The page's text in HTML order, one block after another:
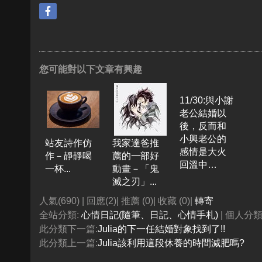
您可能對以下文章有興趣
站友詩作仿
作－靜靜喝
一杯...
我家達爸推
薦的一部好
動畫－「鬼
滅之刃」...
11/30:與小謝
老公結婚以
後，反而和
小興老公的
感情是大火
回溫中…
人氣(690) | 回應(2)| 推薦 (0)| 收藏 (0)| 轉寄
全站分類: 心情日記(隨筆、日記、心情手札) | 個人分
此分類下一篇:Julia的下一任結婚對象找到了!!
此分類上一篇:Julia該利用這段休養的時間減肥嗎?